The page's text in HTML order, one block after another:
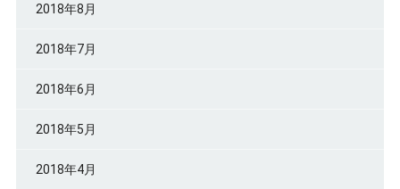
2018年8月
2018年7月
2018年6月
2018年5月
2018年4月